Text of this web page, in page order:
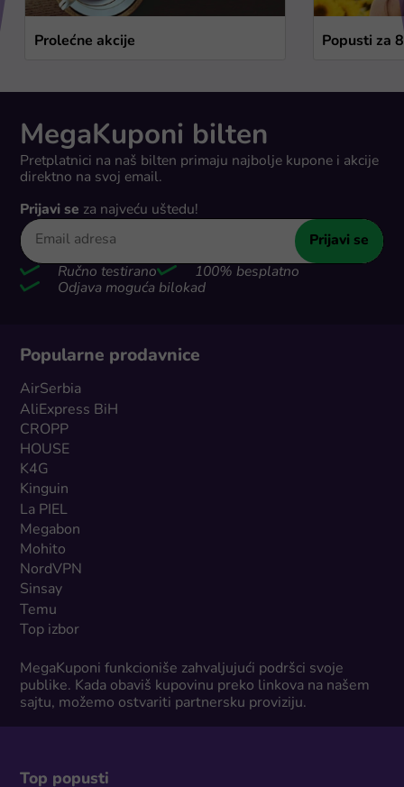
Prolećne akcije Popusti za
MegaKuponi bilten
Pretplatnici na naš bilten primaju najbolje kupone i akcije
direktno na svoj email.
Prijavi se za najveću uštedu!
Prijavi se
Ručno testirano
100% besplatno
Odjava moguća bilokad
Popularne prodavnice
AirSerbia
AliExpress BiH
CROPP
HOUSE
K4G
Kinguin
La PIEL
Megabon
Mohito
NordVPN
Sinsay
Temu
Top izbor
MegaKuponi funkcioniše zahvaljujući podršci svoje
publike. Kada obaviš kupovinu preko linkova na našem
sajtu, možemo ostvariti partnersku proviziju.
Top popusti